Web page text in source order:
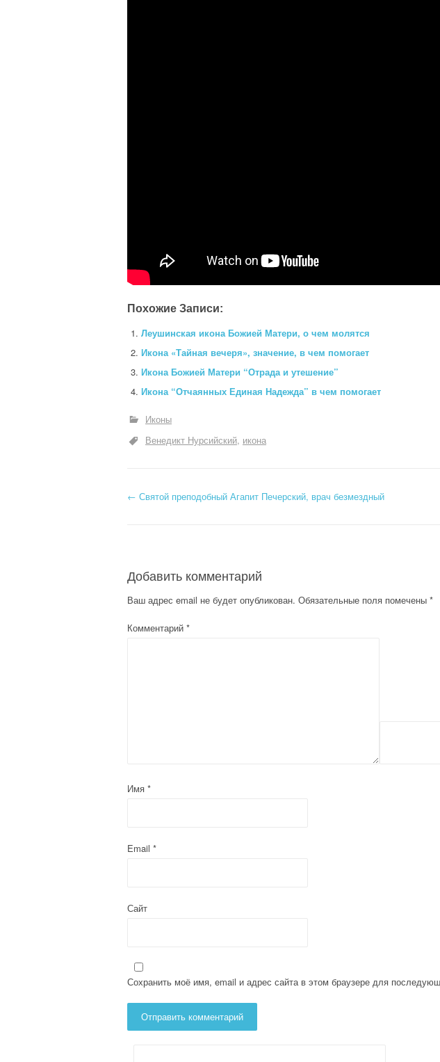
Похожие Записи:
Леушинская икона Божией Матери, о чем молятся
Икона «Тайная вечеря», значение, в чем помогает
Икона Божией Матери “Отрада и утешение”
Икона “Отчаянных Единая Надежда” в чем помогает
Иконы
Венедикт Нурсийский икона
Н
и
г
о
а
и
я
м
← Святой преподобный Агапит Печерский, врач безмездный
Добавить комментарий
Ваш адрес email не будет опубликован. Обязательные поля помечены *
Комментарий *
Имя *
Email *
Сайт
Сохранить моё имя, email и адрес сайта в этом браузере для